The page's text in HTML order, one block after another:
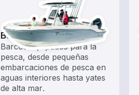
Barcos de pesca
Barcos equipados para la
pesca, desde pequeñas
embarcaciones de pesca en
aguas interiores hasta yates
de alta mar.